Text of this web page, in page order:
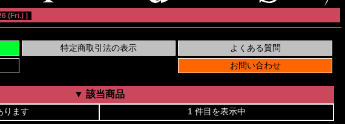
(Fri.) ]
▼ 該当商品
ります 1 件目を表示中